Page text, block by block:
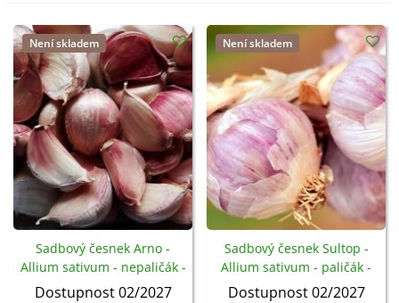
Není skladem
Sadbový česnek Arno -
Allium sativum - nepaličák -
cibule česneku - 1 balení
Dostupnost 02/2027
Není skladem
Sadbový česnek Sultop -
Allium sativum - paličák -
cibule česneku - 1 balení
Dostupnost 02/2027